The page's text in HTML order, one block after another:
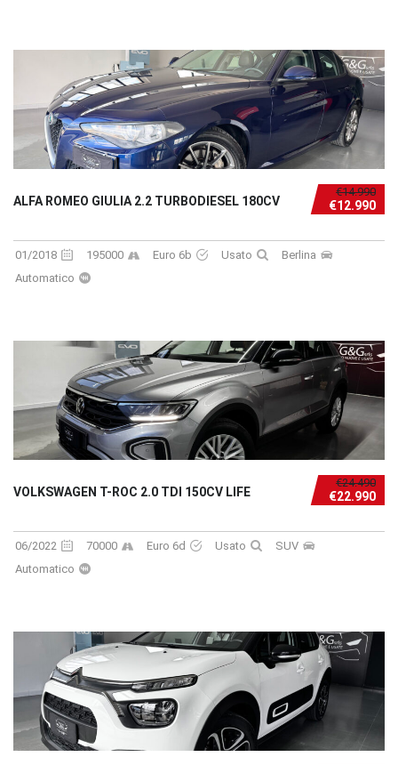
€14.990
€12.990
ALFA ROMEO GIULIA 2.2 TURBODIESEL 180CV
01/2018 195000 Euro 6b Usato
Berlina
Automatico
€24.490
€22.990
VOLKSWAGEN T-ROC 2.0 TDI 150CV LIFE
06/2022 70000 Euro 6d Usato
SUV
Automatico